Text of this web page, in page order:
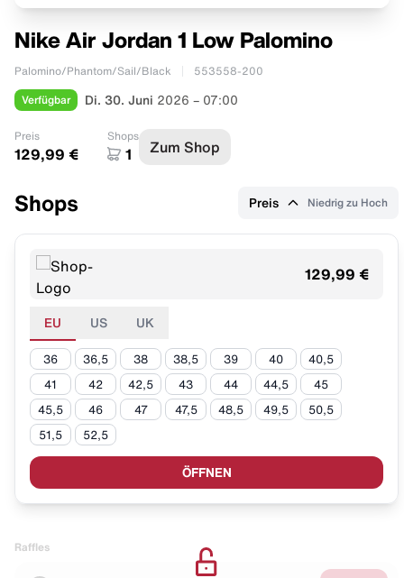
Nike Air Jordan 1 Low Palomino
Palomino/Phantom/Sail/Black 553558-200
Verfügbar Di. 30. Juni 2026 – 07:00
Preis
129,99 €
Shops
1 Zum Shop
Shops Preis Niedrig zu Hoch
129,99 €
EU US UK
36 36,5 38 38,5 39 40 40,5
41 42 42,5 43 44 44,5 45
45,5 46 47 47,5 48,5 49,5 50,5
51,5 52,5
ÖFFNEN
Raffles